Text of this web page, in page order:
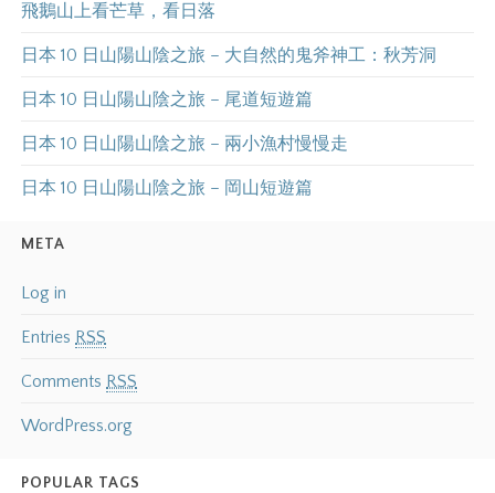
飛鵝山上看芒草，看日落
日本 10 日山陽山陰之旅 – 大自然的鬼斧神工：秋芳洞
日本 10 日山陽山陰之旅 – 尾道短遊篇
日本 10 日山陽山陰之旅 – 兩小漁村慢慢走
日本 10 日山陽山陰之旅 – 岡山短遊篇
META
Log in
Entries RSS
Comments RSS
WordPress.org
POPULAR TAGS